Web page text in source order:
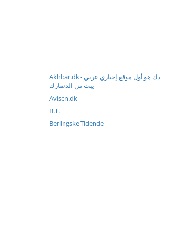
Akhbar.dk - دك هو أول موقع إخباري عربي
يبث من الدنمارك
Avisen.dk
B.T.
Berlingske Tidende